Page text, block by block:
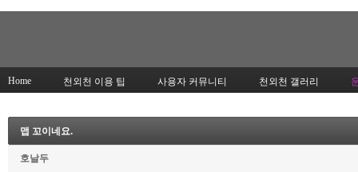
Home 천외천 이용 팁 사용자 커뮤니티 천외천 갤러리
맵 꼬이네요.
호날두